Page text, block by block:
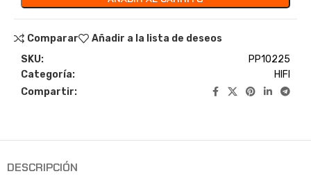
Comparar
Añadir a la lista de deseos
SKU:
PP10225
Categoría:
HIFI
Compartir:
DESCRIPCIÓN